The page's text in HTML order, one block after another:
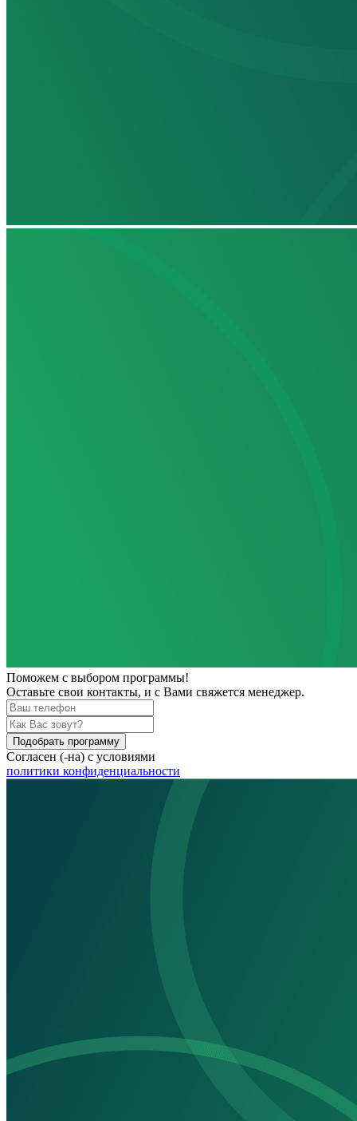
Поможем с выбором программы!
Оставьте свои контакты, и с Вами свяжется менеджер.
Подобрать программу
Согласен (-на) с условиями
политики конфиденциальности